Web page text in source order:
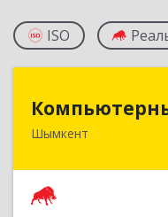
ISO
Шымкент
Казахстан,